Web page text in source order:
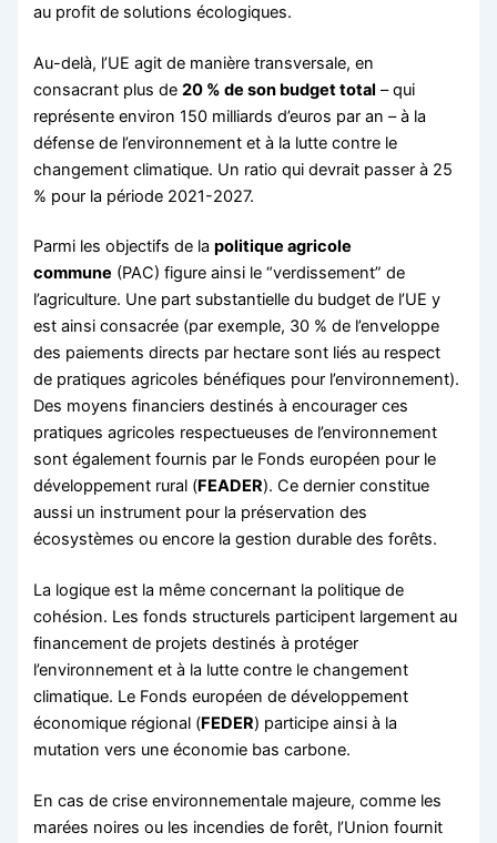
au profit de solutions écologiques.
Au-delà, l’UE agit de manière transversale, en
consacrant plus de20 % de son budget total – qui
représente environ 150 milliards d’euros par an – à la
défense de l’environnement et à la lutte contre le
changement climatique. Un ratio qui devrait passer à 25
% pour la période 2021-2027.
Parmi les objectifs de lapolitique agricole
commune (PAC) figure ainsi le “verdissement” de
l’agriculture. Une part substantielle du budget de l’UE y
est ainsi consacrée (par exemple, 30 % de l’enveloppe
des paiements directs par hectare sont liés au respect
de pratiques agricoles bénéfiques pour l’environnement).
Des moyens financiers destinés à encourager ces
pratiques agricoles respectueuses de l’environnement
sont également fournis par le Fonds européen pour le
développement rural (FEADER). Ce dernier constitue
aussi un instrument pour la préservation des
écosystèmes ou encore la gestion durable des forêts.
La logique est la même concernant la politique de
cohésion. Les fonds structurels participent largement au
financement de projets destinés à protéger
l’environnement et à la lutte contre le changement
climatique. Le Fonds européen de développement
économique régional (FEDER) participe ainsi à la
mutation vers une économie bas carbone.
En cas de crise environnementale majeure, comme les
marées noires ou les incendies de forêt, l’Union fournit